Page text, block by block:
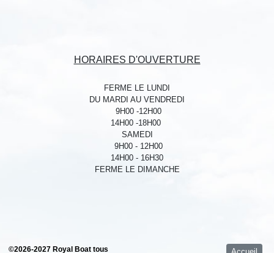
HORAIRES D'OUVERTURE
FERME LE LUNDI
DU MARDI AU VENDREDI
9H00 -12H00
14H00 -18H00
SAMEDI
9H00 - 12H00
14H00 - 16H30
FERME LE DIMANCHE
©2026-2027 Royal Boat tous